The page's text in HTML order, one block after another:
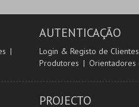
AUTENTICAÇÃO
Login & Registo de Clientes
Produtores
Orientadores
PROJECTO